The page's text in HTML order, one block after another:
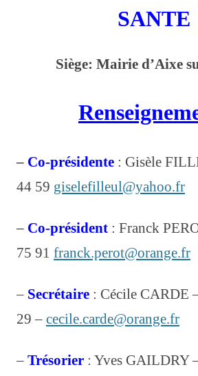
Activités
CODERS
Bowling
Journée CODERS
Voyages – archive –
Dans les clubs
SANTE
Siège: Mairie d’Aixe
– Co-présidente : Gisèle
44 59 giselefilleul@yahoo.fr
– Co-président : Franck
75 91 franck.perot@orange.fr
– Secrétaire : Cécile CARDE
29 – cecile.carde@orange.fr
– Trésorier : Yves GAILDRY